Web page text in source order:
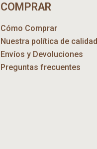
COMPRAR
Cómo Comprar
Nuestra política de calidad
Envíos y Devoluciones
Preguntas frecuentes